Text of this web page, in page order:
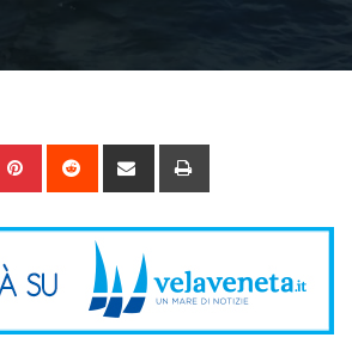
Pinterest Reddit
Share